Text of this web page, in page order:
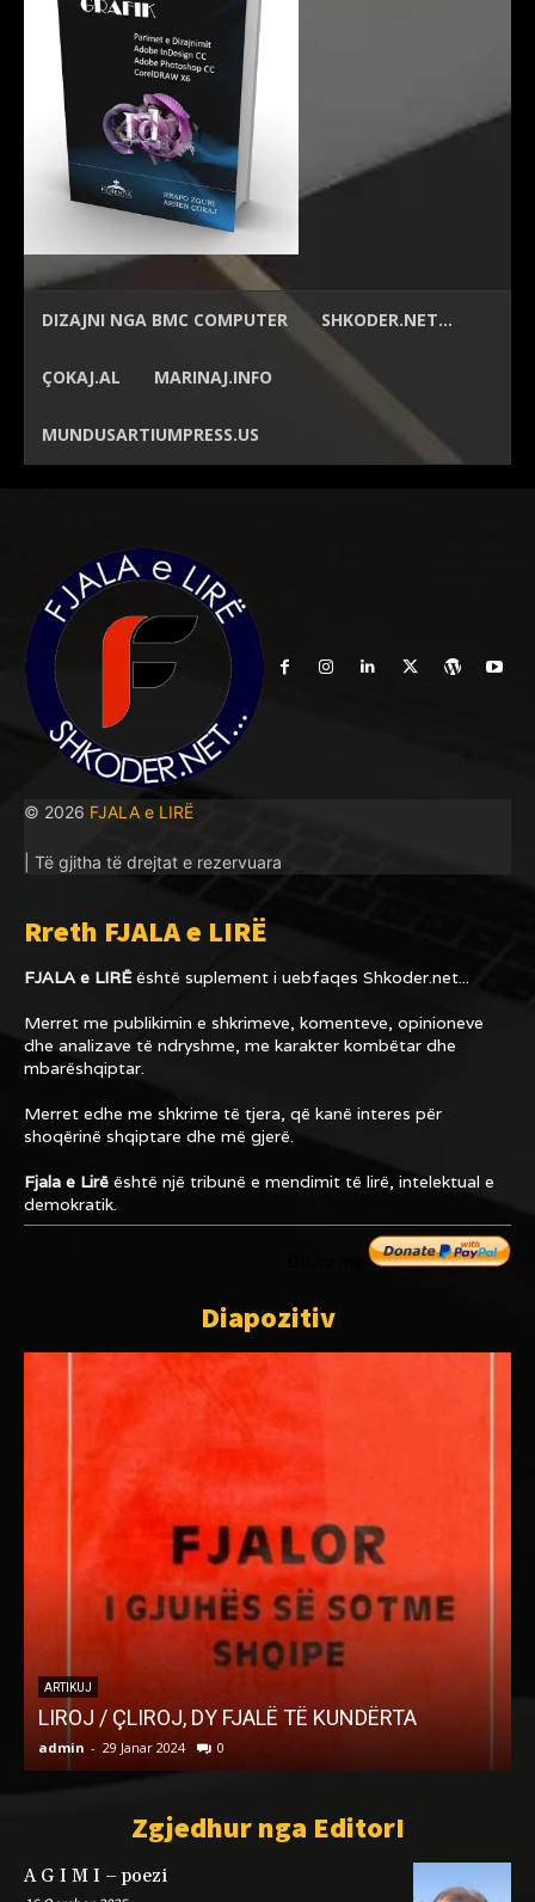
DIZAJNI NGA BMC COMPUTER SHKODER.NET…
ÇOKAJ.AL MARINAJ.INFO
MUNDUSARTIUMPRESS.US
© 2026 FJALA e LIRË
| Të gjitha të drejtat e rezervuara
Rreth FJALA e LIRË
FJALA e LIRËështë suplement i uebfaqes Shkoder.net...
Merret me publikimin e shkrimeve, komenteve, opinioneve
dhe analizave të ndryshme, me karakter kombëtar dhe
mbarëshqiptar.
Merret edhe me shkrime të tjera, që kanë interes për
shoqërinë shqiptare dhe më gjerë.
Fjala e Lirë është një tribunë e mendimit të lirë, intelektual e
demokratik.
Diapozitiv
ARTIKUJ
LIROJ / ÇLIROJ, DY FJALË TË KUNDËRTA
admin - 29 Janar 2024 0
Zgjedhur nga EditorI
A G I M I – poezi